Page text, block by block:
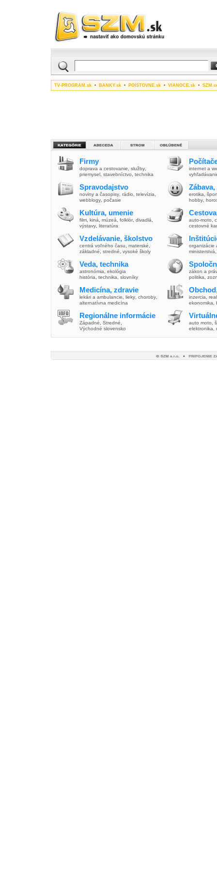
TV-PROGRAM.sk • BANKY.sk • POISTOVNE.sk • VIANOCE.sk •
Firmy
doprava a cestovanie služby
priemysel stavebníctvo technika
Spravodajstvo
noviny a časopisy rádio televízia
webblogy počasie
Kultúra, umenie
film kiná múzeá folklór, divadlá
výstavy literatúra
Vzdelávanie, školstvo
centrá voľného času materské
základné
stredné vysoké školy
Veda, technika
astronómia
ekológia
história
technika slovníky
Medicína, zdravie
lekári a ambulancie lieky choroby
alternatívna medicína
Regionálne informácie
Západné Stredné
Východné slovensko
internet a
erotika
hobby
auto-moto
cestovné
organizácie
ministerstvá
zákon a
politika
inzercia
ekonomika
auto moto
elektronika,